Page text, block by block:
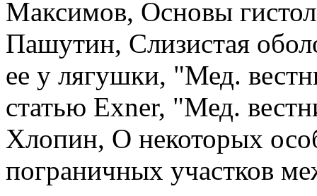
Максимов, Основы
Пашутин, Слизистая
ее у лягушки, "Мед.
статью Ехnеr, "Мед.
Хлопин, О некоторых
пограничных участков